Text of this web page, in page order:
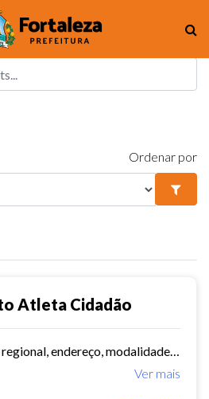
Ordenar por
Atleta Cidadão
Ver mais